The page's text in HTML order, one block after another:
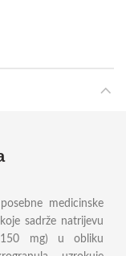
medicinske
sadrže natrijevu
mg) u obliku